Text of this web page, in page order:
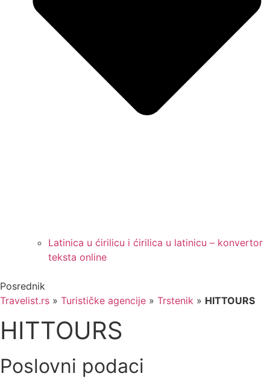
Latinica u ćirilicu i ćirilica u latinicu – konvertor
teksta online
Posrednik
Travelist.rs » Turističke agencije » Trstenik » HITTOURS
HITTOURS
Poslovni podaci